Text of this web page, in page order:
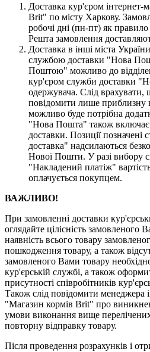
Доставка кур'єром інтернет-
Brit" по місту Харкову.
робочі дні (пн-пт) як
Решта замовлення
Доставка в інші міста
службою доставки "Нова
Поштою" можливо до
кур'єром служби доставки
одержувача. Слід
повідомити лише приблизну
можливо буде потрібна
"Нова Пошта" також включає
доставки. Позиції позначені
доставка" надсилаються
Нової Пошти. У разі вибору
"Накладений платіж"
оплачується покупцем.
ВАЖЛИВО!
При замовленні доставки
оглядайте цілісність замовленого
наявність всього товару
пошкодження товару, а також
замовленого Вами товару
кур'єрській службі, а також
присутності співробітників
Також слід повідомити менеджера
"Магазин кормів Brit" про
умови виконання вище
повторну відправку товару.
Після проведення розрахунків і